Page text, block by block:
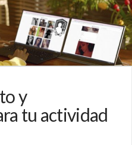
y
tu actividad